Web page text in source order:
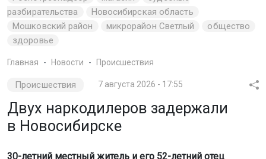
разбирательства
Новосибирская область
Мошковский район
микрорайон Светлый
общество
здоровье
Главная Новости Происшествия
Происшествия 7 августа 2026 - 17:55
Двух наркодилеров задержали
в Новосибирске
30-летний местный житель и его 52-летний отец